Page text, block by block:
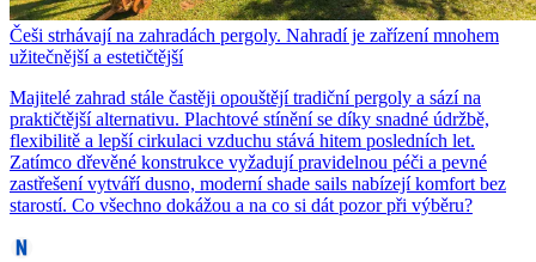
Češi strhávají na zahradách pergoly. Nahradí je zařízení mnohem
užitečnější a estetičtější
Majitelé zahrad stále častěji opouštějí tradiční pergoly a sází na
praktičtější alternativu. Plachtové stínění se díky snadné údržbě,
flexibilitě a lepší cirkulaci vzduchu stává hitem posledních let.
Zatímco dřevěné konstrukce vyžadují pravidelnou péči a pevné
zastřešení vytváří dusno, moderní shade sails nabízejí komfort bez
starostí. Co všechno dokážou a na co si dát pozor při výběru?